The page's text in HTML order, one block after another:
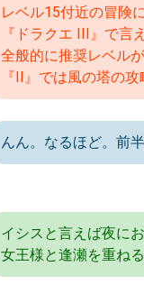
レベル15付近の冒険
『ドラクエ III』で言
全般的に推奨レベル
『II』では風の塔の
んん。なるほど。前半
イシスと言えば夜に
女王様と逢瀬を重ね